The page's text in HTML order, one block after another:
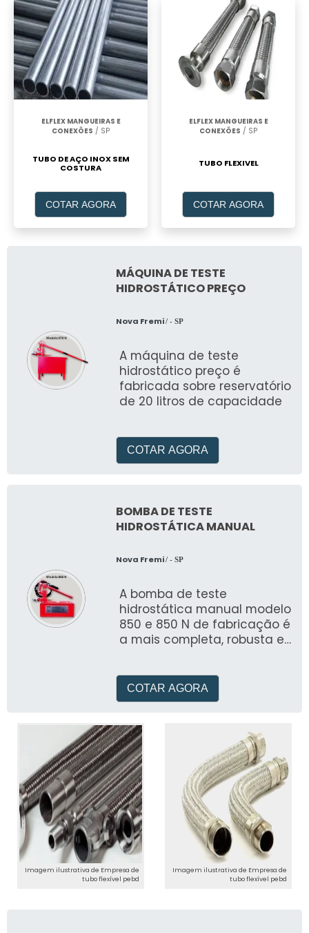
ELFLEX MANGUEIRAS E
CONEXÕES / SP
TUBO DE AÇO INOX SEM
COSTURA
COTAR AGORA
ELFLEX MANGUEIRAS E
CONEXÕES / SP
TUBO FLEXIVEL
COTAR AGORA
MÁQUINA DE TESTE
HIDROSTÁTICO PREÇO
Nova Fremi/ - SP
A máquina de teste
hidrostático preço é
fabricada sobre reservatório
de 20 litros de capacidade
COTAR AGORA
BOMBA DE TESTE
HIDROSTÁTICA MANUAL
Nova Fremi/ - SP
A bomba de teste
hidrostática manual modelo
850 e 850 N de fabricação é
a mais completa, robusta e
COTAR AGORA
Imagem ilustrativa de Empresa de
tubo flexível pebd
Imagem ilustrativa de Empresa de
tubo flexível pebd